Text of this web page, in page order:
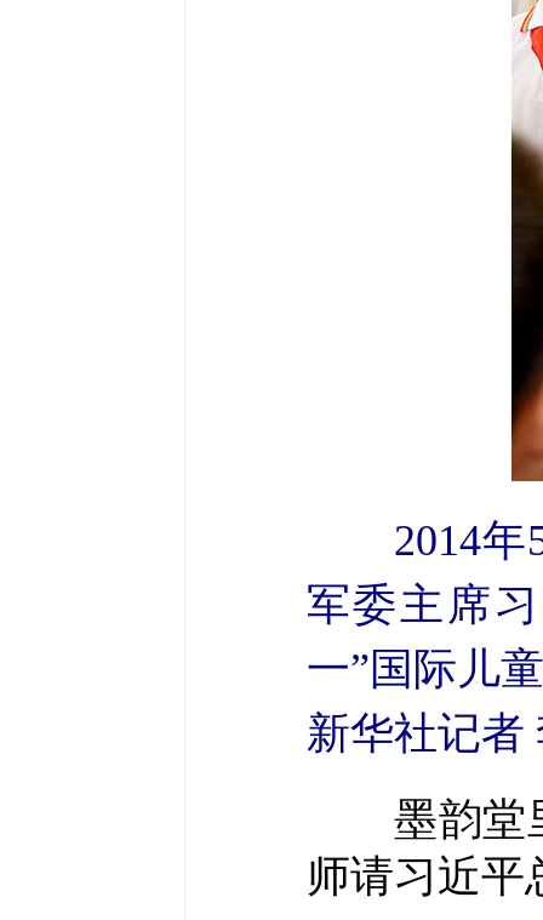
2014
军委主席
一”国际儿
新华社记者
墨韵堂里
师请习近平